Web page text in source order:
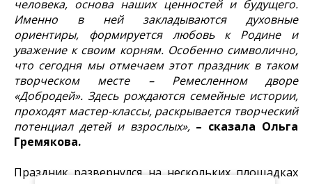
человека, основа наших ценностей и будущего.
Именно в ней закладываются духовные
ориентиры, формируется любовь к Родине и
уважение к своим корням. Особенно символично,
что сегодня мы отмечаем этот праздник в таком
творческом месте – Ремесленном дворе
«Добродей». Здесь рождаются семейные истории,
проходят мастер-классы, раскрывается творческий
потенциал детей и взрослых», – сказала Ольга
Гремякова.
Праздник развернулся на нескольких площадках